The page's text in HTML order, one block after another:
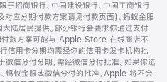
招商银行、中国建设银行、中国工商银行
对应分期付款方案请见付款页面)、蚂蚁金服
陆居民提供。部分银行会要求你通过支付
款方案可能与 Apple Store 在线商店不
信用卡分期均需经你的信用卡发卡机构批
微信分付分期，需经微信分付批准。如果你选
蚂蚁金服或微信分付的批准，Apple 将不会